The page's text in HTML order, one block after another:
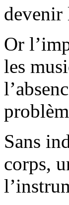
devenir
Or
les
Sans
corps,